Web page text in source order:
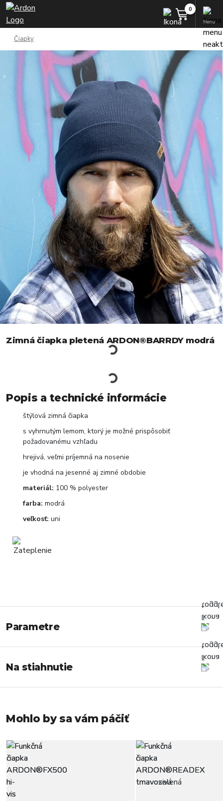
Menu
Čiapky
Zimná čiapka pletená ARDON®BARRDY modrá
Popis a technické informácie
štýlová zimná čiapka
s vyhrnutým lemom, ktorý je možné prispôsobiť
požadovanému vzhľadu
hrejivá, veľmi príjemná na nosenie
je vhodná na jesenné aj zimné obdobie
materiál: 100 % polyester
farba: modrá
veľkosť: uni
Parametre
Na stiahnutie
Mohlo by sa vám páčiť